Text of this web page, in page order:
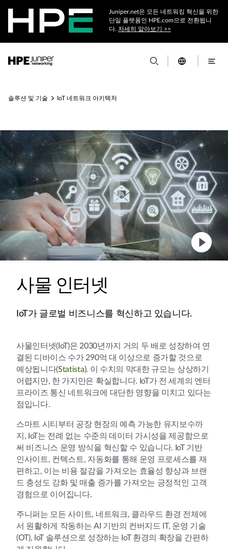
Juniper.net은 모든 네트워킹 혁신을 위한
단일 플랫폼인 HPE.com으로 전환됩니
다. 자세히 알아보기 >>
솔루션 및 기술 IoT 네트워크 아키텍처
사물 인터넷
IoT가 글로벌 비즈니스를 혁신하고 있습니다.
사물인터넷(IoT)은 2030년까지 거의 두 배로 성장하여 연
결된 디바이스 수가 290억 대 이상으로 증가할 것으로
예상됩니다(Statista). 이 수치의 막대한 규모는 상상하기
어렵지만, 한 가지만은 확실합니다. IoT가 전 세계의 엔터
프라이즈 통신 네트워크에 대단한 영향을 미치고 있다는
점입니다.
스마트 시티부터 공장 현장의 예측 가능한 유지보수까
지, IoT는 전례 없는 수준의 데이터 가시성을 제공함으로
써 비즈니스 운영 방식을 혁신할 수 있습니다. IoT 기반
인사이트, 컨텍스트, 자동화를 통해 운영 프로세스를 재
편하고, 이는 비용 절감을 가져오는 효율성 향상과 브랜
드 충성도 강화 및 매출 증가를 가져오는 긍정적인 고객
경험으로 이어집니다.
주니퍼는 모든 사이트, 네트워크, 클라우드 환경 전체에
서 원활하게 작동하는 AI 기반의 컨버지드 IT, 운영 기술
(OT), IoT 솔루션으로 성장하는 IoT 환경의 확장을 간편하